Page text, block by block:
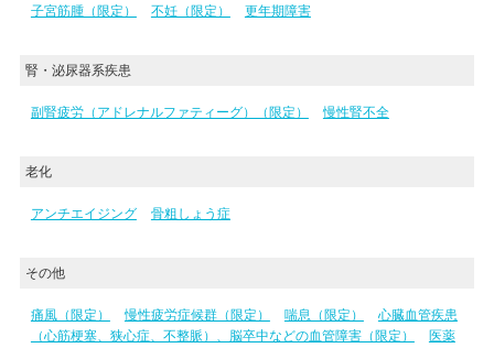
子宮筋腫（限定）
不妊（限定） 更年期障害
腎・泌尿器系疾患
副腎疲労（アドレナルファティーグ）（限定） 慢性腎不全
老化
アンチエイジング 骨粗しょう症
その他
痛風（限定） 慢性疲労症候群（限定） 喘息（限定）
心臓血管疾患
（心筋梗塞、狭心症、不整脈）、脳卒中などの血管障害（限定）
医薬